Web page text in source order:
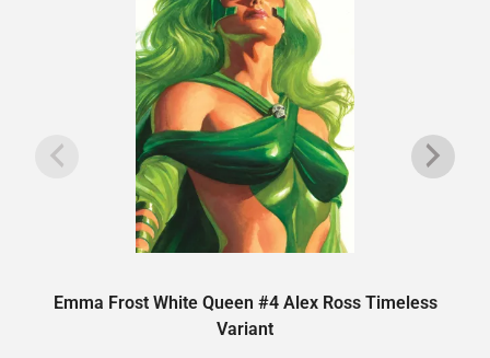
Emma Frost White Queen #4 Alex Ross Timeless
Variant